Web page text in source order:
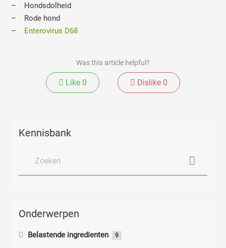
– Hondsdolheid
– Rode hond
–
Enterovirus D68
Was this article helpful?
Like 0 Dislike 0
Kennisbank
Onderwerpen
Belastende ingredienten 9